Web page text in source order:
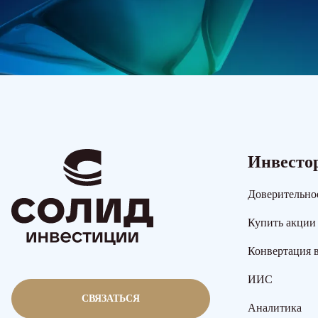
СВЯЗАТЬСЯ
Купить акции
Конвертация
ИИС
Аналитика